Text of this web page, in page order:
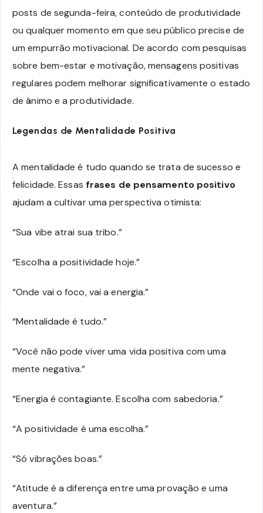
posts de segunda-feira, conteúdo de produtividade
ou qualquer momento em que seu público precise de
um empurrão motivacional. De acordo com pesquisas
sobre bem-estar e motivação, mensagens positivas
regulares podem melhorar significativamente o estado
de ânimo e a produtividade.
Legendas de Mentalidade Positiva
A mentalidade é tudo quando se trata de sucesso e
felicidade. Essas frases de pensamento positivo
ajudam a cultivar uma perspectiva otimista:
“Sua vibe atrai sua tribo.”
“Escolha a positividade hoje.”
“Onde vai o foco, vai a energia.”
“Mentalidade é tudo.”
“Você não pode viver uma vida positiva com uma
mente negativa.”
“Energia é contagiante. Escolha com sabedoria.”
“A positividade é uma escolha.”
“Só vibrações boas.”
“Atitude é a diferença entre uma provação e uma
aventura.”